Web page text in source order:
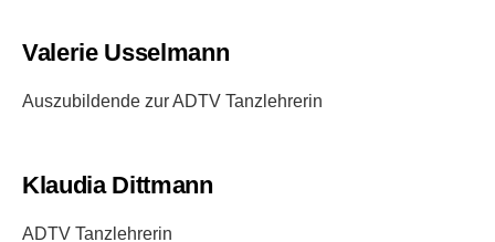
Valerie Usselmann
Auszubildende zur ADTV Tanzlehrerin
Klaudia Dittmann
ADTV Tanzlehrerin